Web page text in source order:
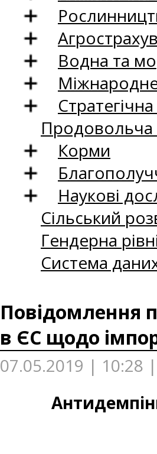
Водна та
Продовольча
Корми
Наукові
Сільський
Гендерна
Система
Повідомлення
в ЄС щодо
07.05.2019 | 10:28